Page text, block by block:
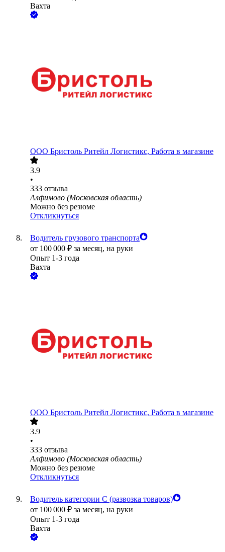
Вахта
ООО Бристоль Ритейл Логистикс, Работа в магазине
3.9
•
333 отзыва
Алфимово (Московская область)
Можно без резюме
Откликнуться
Водитель грузового транспорта
от 100 000 ₽ за месяц, на руки
Опыт 1-3 года
Вахта
ООО Бристоль Ритейл Логистикс, Работа в магазине
3.9
•
333 отзыва
Алфимово (Московская область)
Можно без резюме
Откликнуться
Водитель категории С (развозка товаров)
от 100 000 ₽ за месяц, на руки
Опыт 1-3 года
Вахта